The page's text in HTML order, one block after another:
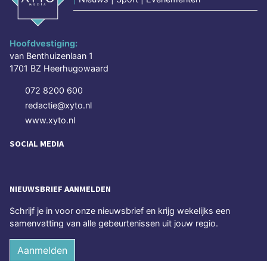
Hoofdvestiging:
van Benthuizenlaan 1
1701 BZ Heerhugowaard
072 8200 600
redactie@xyto.nl
www.xyto.nl
SOCIAL MEDIA
NIEUWSBRIEF AANMELDEN
Schrijf je in voor onze nieuwsbrief en krijg wekelijks een
samenvatting van alle gebeurtenissen uit jouw regio.
Aanmelden